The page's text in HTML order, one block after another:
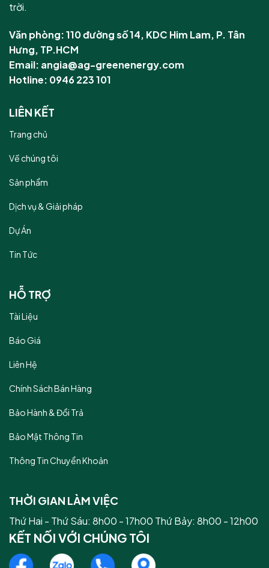
trời.
Văn phòng: 110 đường số 14, KDC Him Lam, P. Tân
Hưng, TP.HCM
Email: angia@ag-greenenergy.com
Hotline: 0946 223 101
LIÊN KẾT
Trang chủ
Về chúng tôi
Sản phẩm
Dịch vụ & Giải pháp
Dự Án
Tin Tức
HỖ TRỢ
Tài Liệu
Báo Giá
Liên Hệ
Chính Sách Bán Hàng
Bảo Hành & Đổi Trả
Bảo Mật Thông Tin
Thông Tin Chuyển Khoản
THỜI GIAN LÀM VIỆC
Thứ Hai - Thứ Sáu: 8h00 - 17h00 Thứ Bảy: 8h00 - 12h00
KẾT NỐI VỚI CHÚNG TÔI